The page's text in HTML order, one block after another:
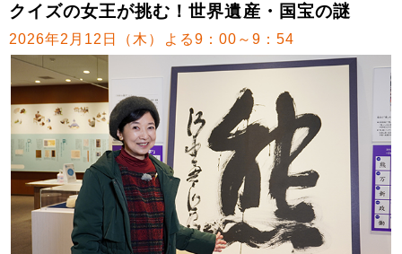
クイズの女王が挑む！世界遺産・国宝の謎
2026年2月12日（木）よる9：00～9：54